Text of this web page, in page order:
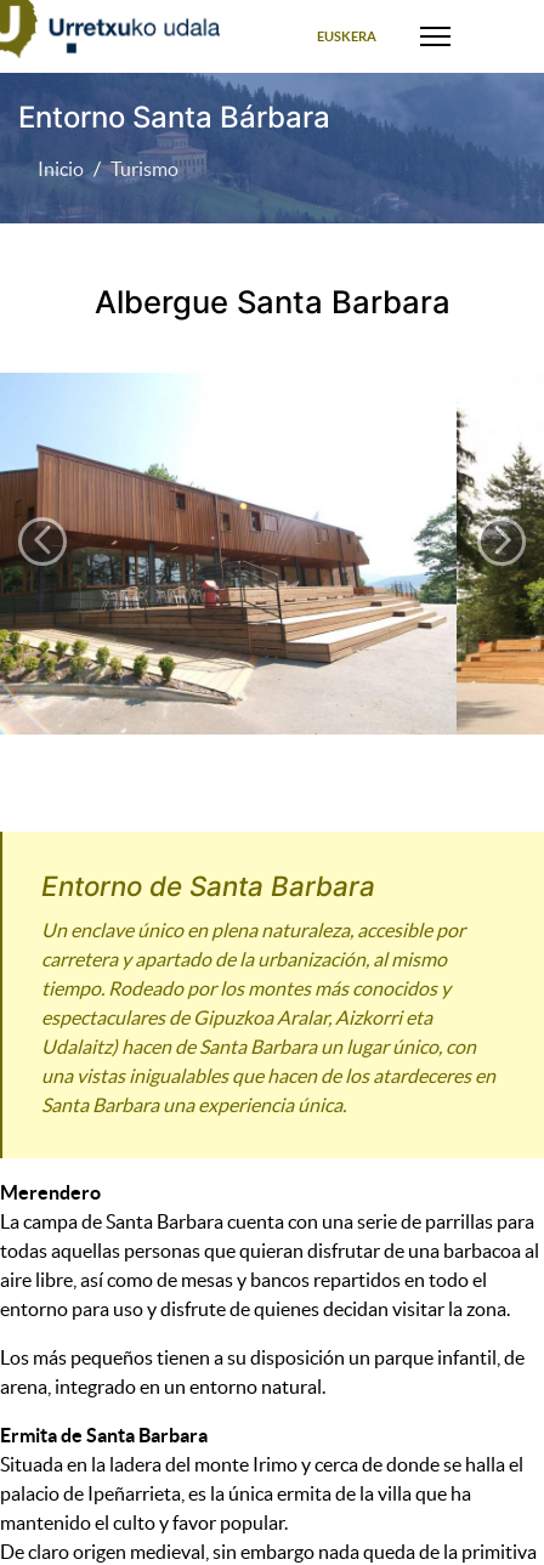
EUSKERA
Entorno Santa Bárbara
Inicio Turismo
Albergue Santa Barbara
Entorno de Santa Barbara
Un enclave único en plena naturaleza, accesible por
carretera y apartado de la urbanización, al mismo
tiempo. Rodeado por los montes más conocidos y
espectaculares de Gipuzkoa Aralar, Aizkorri eta
Udalaitz) hacen de Santa Barbara un lugar único, con
una vistas inigualables que hacen de los atardeceres en
Santa Barbara una experiencia única.
Merendero
La campa de Santa Barbara cuenta con una serie de parrillas para
todas aquellas personas que quieran disfrutar de una barbacoa al
aire libre, así como de mesas y bancos repartidos en todo el
entorno para uso y disfrute de quienes decidan visitar la zona.
Los más pequeños tienen a su disposición un parque infantil, de
arena, integrado en un entorno natural.
Ermita de Santa Barbara
Situada en la ladera del monte Irimo y cerca de donde se halla el
palacio de Ipeñarrieta, es la única ermita de la villa que ha
mantenido el culto y favor popular.
De claro origen medieval, sin embargo nada queda de la primitiva